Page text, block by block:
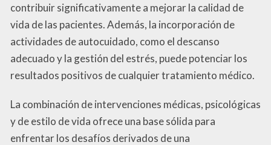
contribuir significativamente a mejorar la calidad de
vida de las pacientes. Además, la incorporación de
actividades de autocuidado, como el descanso
adecuado y la gestión del estrés, puede potenciar los
resultados positivos de cualquier tratamiento médico.
La combinación de intervenciones médicas, psicológicas
y de estilo de vida ofrece una base sólida para
enfrentar los desafíos derivados de una